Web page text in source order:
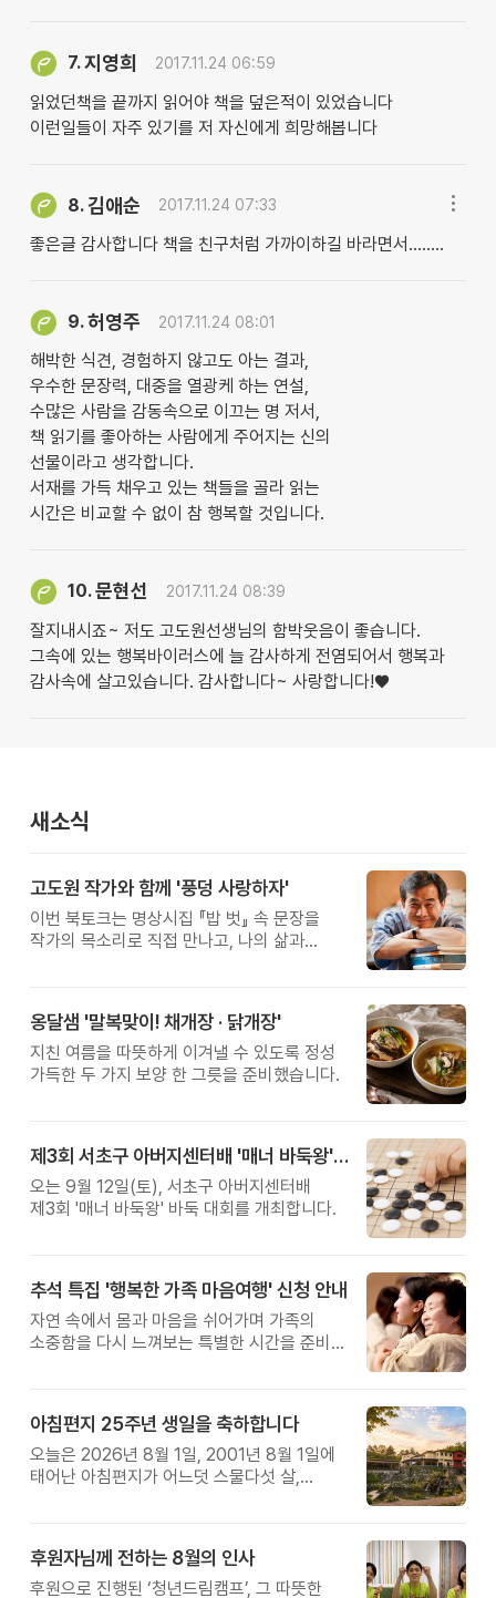
7.지영희 2017.11.24 06:59
읽었던책을 끝까지 읽어야 책을 덮은적이 있었습니다
이런일들이 자주 있기를 저 자신에게 희망해봅니다
8.김애순 2017.11.24 07:33
좋은글 감사합니다 책을 친구처럼 가까이하길 바라면서........
9.허영주 2017.11.24 08:01
해박한 식견, 경험하지 않고도 아는 결과,
우수한 문장력, 대중을 열광케 하는 연설,
수많은 사람을 감동속으로 이끄는 명 저서,
책 읽기를 좋아하는 사람에게 주어지는 신의
선물이라고 생각합니다.
서재를 가득 채우고 있는 책들을 골라 읽는
시간은 비교할 수 없이 참 행복할 것입니다.
10.문현선 2017.11.24 08:39
잘지내시죠~ 저도 고도원선생님의 함박웃음이 좋습니다.
그속에 있는 행복바이러스에 늘 감사하게 전염되어서 행복과
감사속에 살고있습니다. 감사합니다~ 사랑합니다!♥
새소식
고도원 작가와 함께 '풍덩 사랑하자'
이번 북토크는 명상시집 『밥 벗』 속 문장을
작가의 목소리로 직접 만나고, 나의 삶과
옹달샘 '말복맞이! 채개장 · 닭개장'
지친 여름을 따뜻하게 이겨낼 수 있도록 정성
가득한 두 가지 보양 한 그릇을 준비했습니다.
제3회 서초구 아버지센터배 '매너 바둑왕' 대회
오는 9월 12일(토), 서초구 아버지센터배
제3회 '매너 바둑왕' 바둑 대회를 개최합니다.
추석 특집 '행복한 가족 마음여행' 신청 안내
자연 속에서 몸과 마음을 쉬어가며 가족의
소중함을 다시 느껴보는 특별한 시간을 준비해
아침편지 25주년 생일을 축하합니다
오늘은 2026년 8월 1일, 2001년 8월 1일에
태어난 아침편지가 어느덧 스물다섯 살,
후원자님께 전하는 8월의 인사
후원으로 진행된 ‘청년드림캠프’, 그 따뜻한